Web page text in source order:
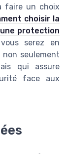
faire un choix
choisir la
protection
serez en
seulement
qui assure
face aux